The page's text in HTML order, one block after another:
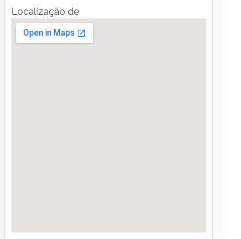
Localização de